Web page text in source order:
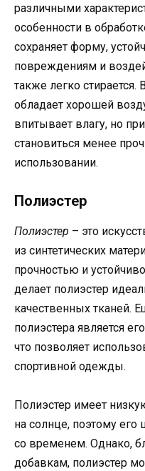
различными
особенности в
сохраняет форму,
повреждениям и
также легко стирается.
обладает хорошей
впитывает влагу, но
становиться менее
использовании.
Полиэстер
Полиэстер – это
из синтетических
прочностью и
делает полиэстер
качественных тканей.
полиэстера является
что позволяет
спортивной одежды.
Полиэстер имеет
на солнце, поэтому его
со временем. Однако,
добавкам, полиэстер